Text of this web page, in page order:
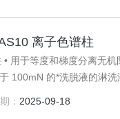
离子色谱柱
用于等度和梯度分离无
100mN 的*洗脱液的淋
： 2025-09-18